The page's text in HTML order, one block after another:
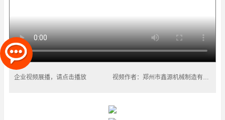
企业视频展播，请点击播放 视频作者：郑州市鑫源机械制造有限公司